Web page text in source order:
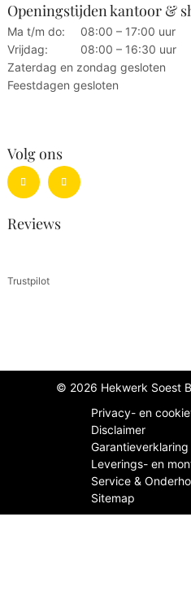
Openingstijden kantoor &
Ma t/m do:
08:00 – 17:00 uur
Vrijdag:
08:00 – 16:30 uur
Zaterdag en zondag gesloten
Feestdagen gesloten
Volg ons
Reviews
Trustpilot
© 2026 Hekwerk Soest
Privacy- en
Disclaimer
Garantieverklaring
Leverings- en
Service &
Sitemap